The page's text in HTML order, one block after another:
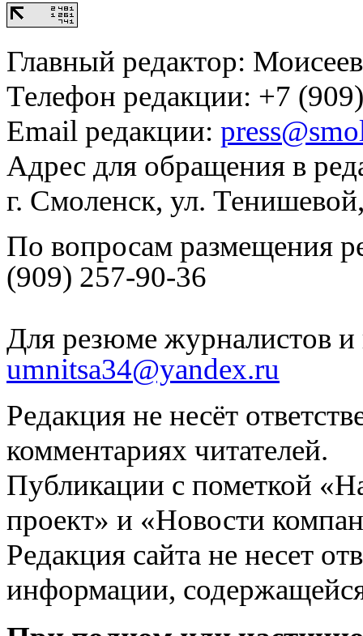
Главный редактор:
Телефон редакции: +7
Email редакции:
Адрес для обращения в
г. Смоленск, ул.
По вопросам размещения
(909) 257-90-36
Для резюме журналистов и
umnitsa34@yandex.ru
Редакция не несёт
комментариях читателей.
Публикации с пометкой
проект» и «Новости
Редакция сайта не несет
информации,